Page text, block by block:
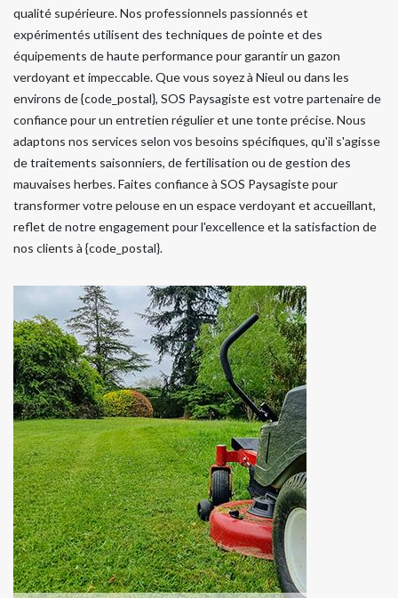
qualité supérieure. Nos professionnels passionnés et
expérimentés utilisent des techniques de pointe et des
équipements de haute performance pour garantir un gazon
verdoyant et impeccable. Que vous soyez à Nieul ou dans les
environs de {code_postal}, SOS Paysagiste est votre partenaire de
confiance pour un entretien régulier et une tonte précise. Nous
adaptons nos services selon vos besoins spécifiques, qu'il s'agisse
de traitements saisonniers, de fertilisation ou de gestion des
mauvaises herbes. Faites confiance à SOS Paysagiste pour
transformer votre pelouse en un espace verdoyant et accueillant,
reflet de notre engagement pour l'excellence et la satisfaction de
nos clients à {code_postal}.